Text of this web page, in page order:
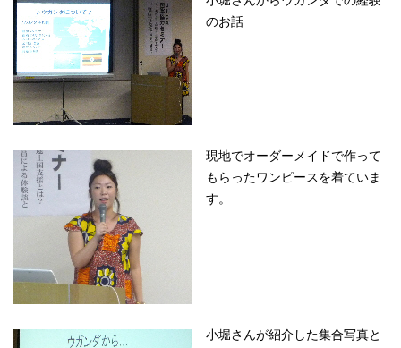
のお話
現地でオーダーメイドで作って
もらったワンピースを着ていま
す。
小堀さんが紹介した集合写真と